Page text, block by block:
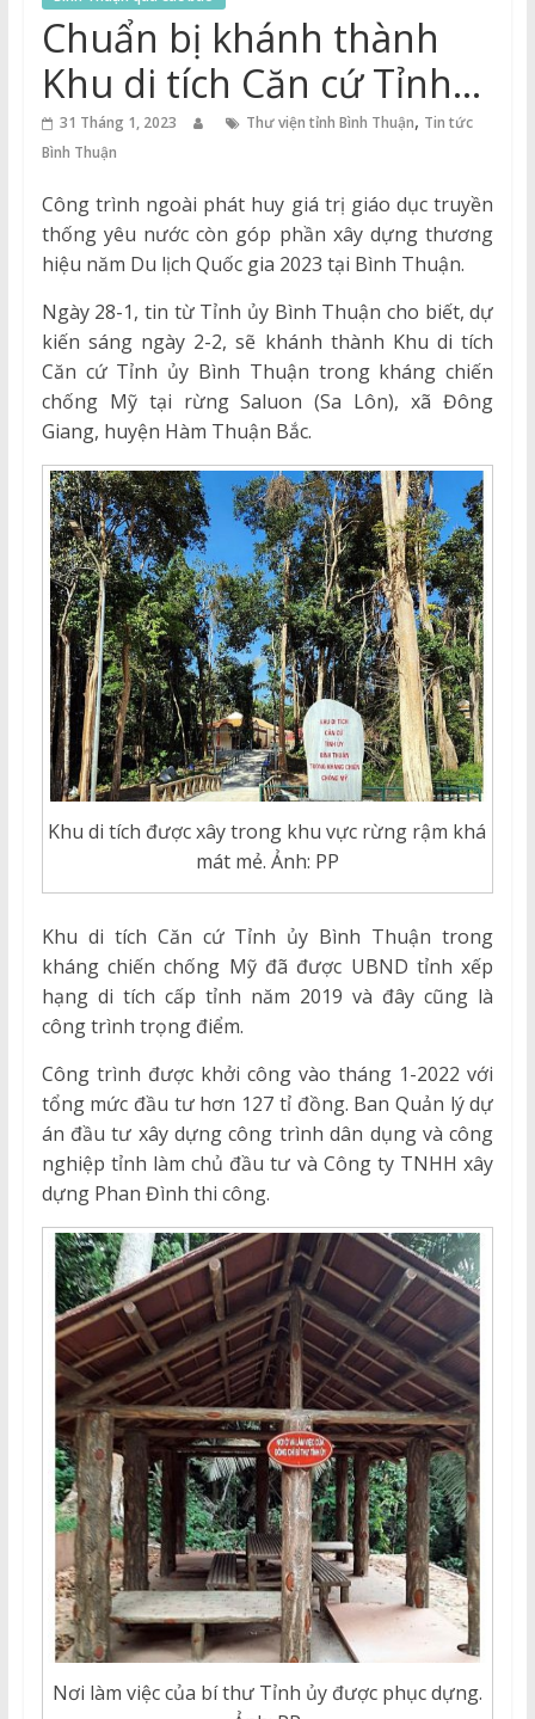
Thuận
Cổng
Vào
Tri
Thức
Chuẩn bị khánh thành
Khu di tích Căn cứ Tỉnh
ủy Bình Thuận
31 Tháng 1, 2023 Thư viện tỉnh Bình Thuận, Tin tức
Bình Thuận
Công trình ngoài phát huy giá trị giáo dục truyền
thống yêu nước còn góp phần xây dựng thương
hiệu năm Du lịch Quốc gia 2023 tại Bình Thuận.
Ngày 28-1, tin từ Tỉnh ủy Bình Thuận cho biết, dự
kiến sáng ngày 2-2, sẽ khánh thành Khu di tích
Căn cứ Tỉnh ủy Bình Thuận trong kháng chiến
chống Mỹ tại rừng Saluon (Sa Lôn), xã Đông
Giang, huyện Hàm Thuận Bắc.
Khu di tích được xây trong khu vực rừng rậm khá
mát mẻ. Ảnh: PP
Khu di tích Căn cứ Tỉnh ủy Bình Thuận trong
kháng chiến chống Mỹ đã được UBND tỉnh xếp
hạng di tích cấp tỉnh năm 2019 và đây cũng là
công trình trọng điểm.
Công trình được khởi công vào tháng 1-2022 với
tổng mức đầu tư hơn 127 tỉ đồng. Ban Quản lý dự
án đầu tư xây dựng công trình dân dụng và công
nghiệp tỉnh làm chủ đầu tư và Công ty TNHH xây
dựng Phan Đình thi công.
Nơi làm việc của bí thư Tỉnh ủy được phục dựng.